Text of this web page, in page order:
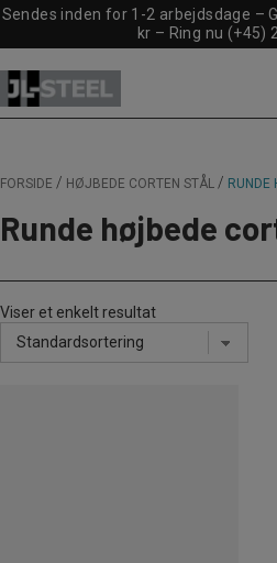
Hop
indholdet
Sendes inden for 1-2 arbejdsdage –
kr – Ring nu (+45)
FORSIDE / HØJBEDE CORTEN STÅL / RUNDE
Runde højbede
Viser et enkelt resultat